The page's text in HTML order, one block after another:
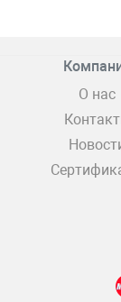
О нас